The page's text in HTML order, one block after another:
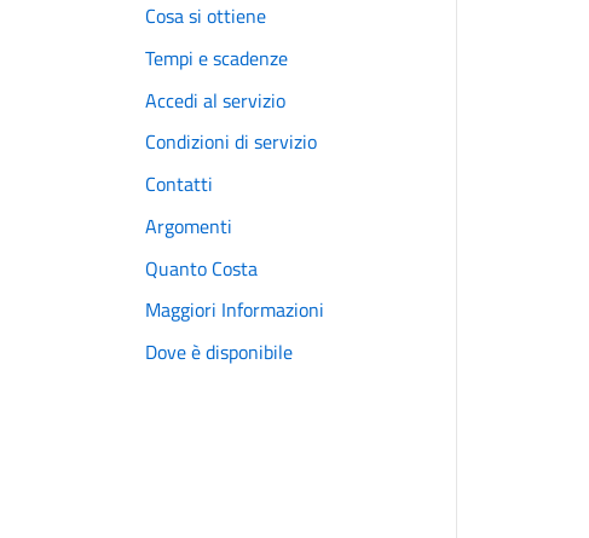
Cosa si ottiene
Tempi e scadenze
Accedi al servizio
Condizioni di servizio
Contatti
Argomenti
Quanto Costa
Maggiori Informazioni
Dove è disponibile